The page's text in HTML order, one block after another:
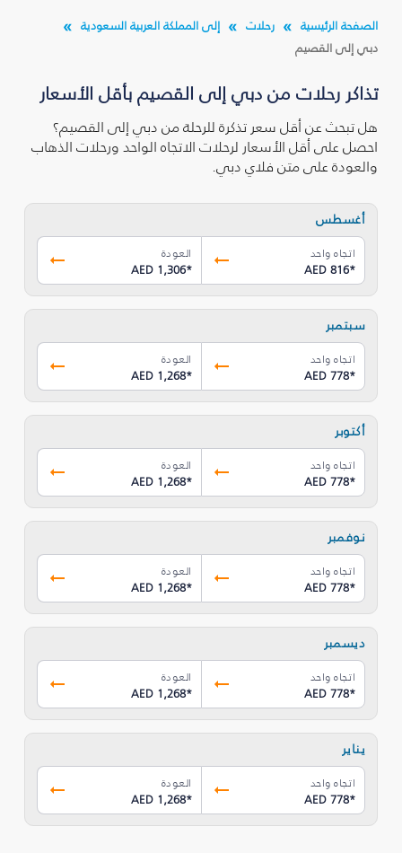
الصفحة الرئيسية رحلات
إلى المملكة العربية السعودية
دبي إلى القصيم
تذاكر رحلات من دبي إلى القصيم بأقل الأسعار
هل تبحث عن أقل سعر تذكرة للرحلة من دبي إلى القصيم؟
احصل على أقل الأسعار لرحلات الاتجاه الواحد ورحلات الذهاب
والعودة على متن فلاي دبي.
أغسطس
اتجاه واحد
AED 816*
العودة
AED 1,306*
سبتمبر
اتجاه واحد
AED 778*
العودة
AED 1,268*
أكتوبر
اتجاه واحد
AED 778*
العودة
AED 1,268*
نوفمبر
اتجاه واحد
AED 778*
العودة
AED 1,268*
ديسمبر
اتجاه واحد
AED 778*
العودة
AED 1,268*
يناير
اتجاه واحد
AED 778*
العودة
AED 1,268*